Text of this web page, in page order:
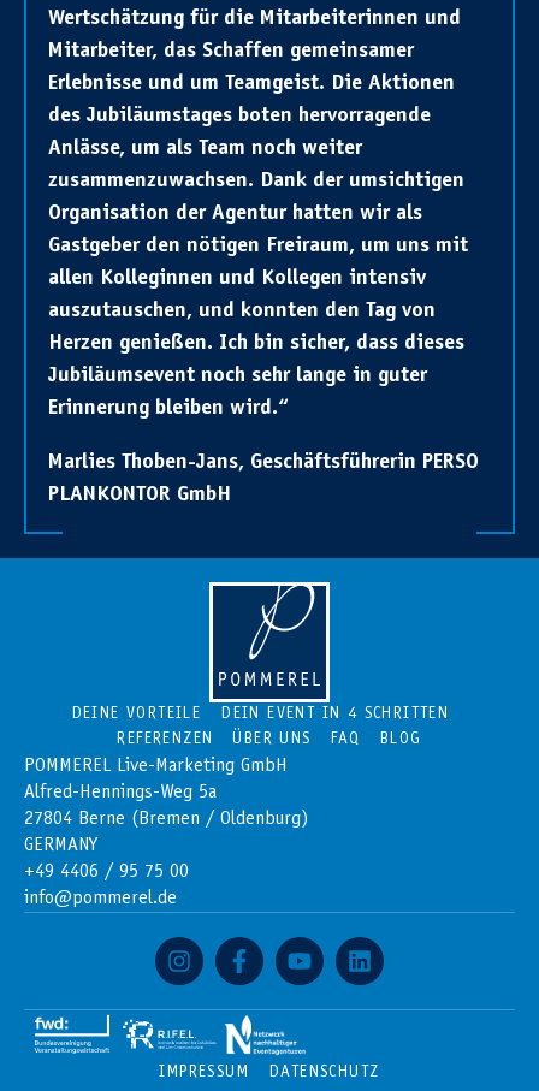
Wertschätzung für die Mitarbeiterinnen und
Mitarbeiter, das Schaffen gemeinsamer
Erlebnisse und um Teamgeist. Die Aktionen
des Jubiläumstages boten hervorragende
Anlässe, um als Team noch weiter
zusammenzuwachsen. Dank der umsichtigen
Organisation der Agentur hatten wir als
Gastgeber den nötigen Freiraum, um uns mit
allen Kolleginnen und Kollegen intensiv
auszutauschen, und konnten den Tag von
Herzen genießen. Ich bin sicher, dass dieses
Jubiläumsevent noch sehr lange in guter
Erinnerung bleiben wird.“
Marlies Thoben-Jans, Geschäftsführerin PERSO
PLANKONTOR GmbH
DEINE VORTEILE
DEIN EVENT IN 4 SCHRITTEN
REFERENZEN
ÜBER UNS FAQ BLOG
POMMEREL Live-Marketing GmbH
Alfred-Hennings-Weg 5a
27804 Berne (Bremen / Oldenburg)
GERMANY
+49 4406 / 95 75 00
info@pommerel.de
IMPRESSUM DATENSCHUTZ